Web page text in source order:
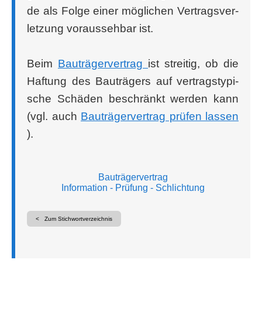
de als Fol­ge einer mög­li­chen Ver­trags­ver­
let­zung vor­aus­seh­bar ist.
Beim Bau­trä­ger­ver­trag ist strei­tig, ob die
Haf­tung des Bau­trä­gers auf ver­trags­ty­pi­
sche Schä­den beschränkt wer­den kann
(vgl. auch Bau­trä­ger­ver­trag prü­fen las­sen
).
Bauträgervertrag
Information - Prüfung - Schlichtung
< Zum Stichwortverzeichnis